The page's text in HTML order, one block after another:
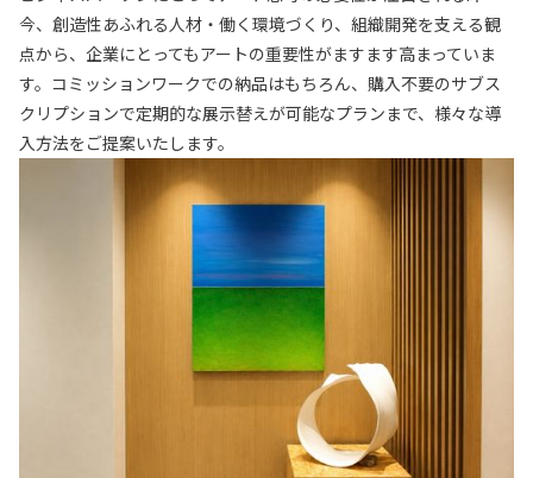
今、創造性あふれる人材・働く環境づくり、組織開発を支える観
点から、企業にとってもアートの重要性がますます高まっていま
す。コミッションワークでの納品はもちろん、購入不要のサブス
クリプションで定期的な展示替えが可能なプランまで、様々な導
入方法をご提案いたします。